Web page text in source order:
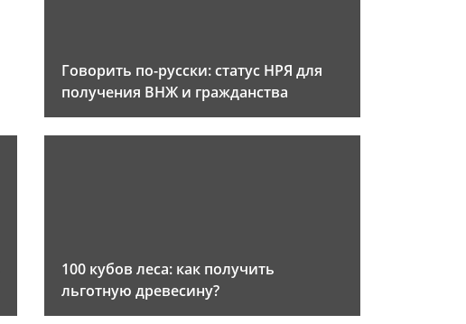
Говорить по-русски: статус НРЯ для
получения ВНЖ и гражданства
100 кубов леса: как получить
льготную древесину?